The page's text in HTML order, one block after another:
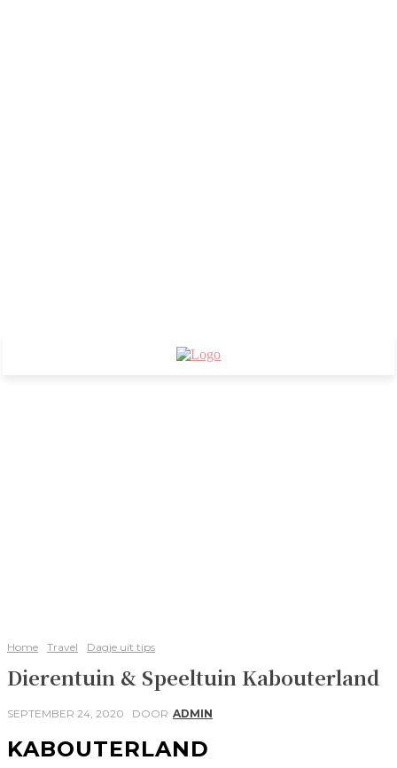
Home Travel Dagje uit tips
Dierentuin & Speeltuin Kabouterland
SEPTEMBER 24, 2020 DOOR ADMIN
KABOUTERLAND